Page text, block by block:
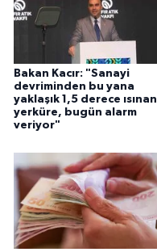
Bakan Kacır: "Sanayi
devriminden bu yana
yaklaşık 1,5 derece ısınan
yerküre, bugün alarm
veriyor"